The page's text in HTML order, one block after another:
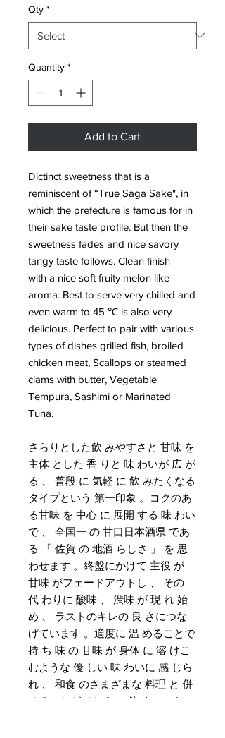
Qty *
Quantity *
Add to Cart
Dictinct sweetness that is a
reminiscent of “True Saga Sake", in
which the prefecture is famous for in
their sake taste profile. But then the
sweetness fades and nice savory
tangy taste follows. Clean finish
with a nice soft fruity melon like
aroma. Best to serve very chilled and
even warm to 45 ℃ is also very
delicious. Perfect to pair with various
types of dishes grilled fish, broiled
chicken meat, Scallops or steamed
clams with butter, Vegetable
Tempura, Sashimi or Marinated
Tuna.
さらりとした飲 みやすさと 甘味 を
主体 とした 香 りと 味 わいが 広 が
る 、 普段 に 気軽 に 飲 みたくなる
タイプという 第一印象 。コクのあ
る甘味 を 中心 に 展開 する 味 わい
で 、 全国一 の 甘口日本酒県 であ
る 「 佐賀 の 地酒 らしさ 」 を 思
わせます 。終盤にかけて 主役 が
甘味 がフェードアウトし 、 その
代 わりに 酸味 、 渋味 が 現 れ 始
め 、 ラストのキレの 良 さにつな
げています 。適度に 温 めることで
持 ち 味 の 甘味 が 身体 に 溶 けこ
むような 優 しい 味 わいに 感 じら
れ 、 和食 のさまざまな 料理 と 併
せることができる 、 飽 きのこない